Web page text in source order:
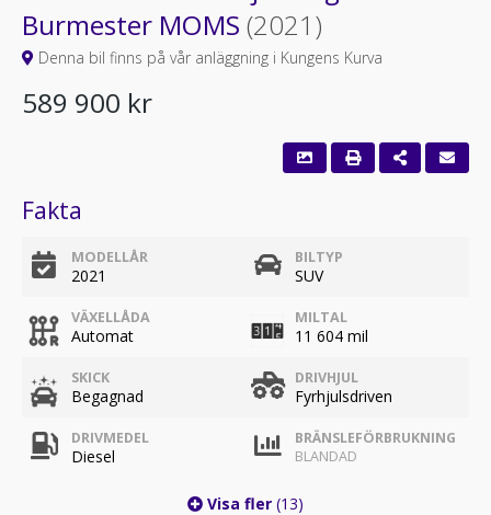
Burmester MOMS (2021)
Denna bil finns på vår anläggning i Kungens Kurva
589 900 kr
Fakta
MODELLÅR
2021
BILTYP
SUV
VÄXELLÅDA
Automat
MILTAL
11 604 mil
SKICK
Begagnad
DRIVHJUL
Fyrhjulsdriven
DRIVMEDEL
Diesel
BRÄNSLEFÖRBRUKNING
BLANDAD
Visa fler (13)